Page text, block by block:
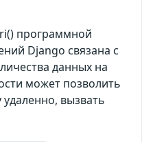
программной
Django связана с
данных на
может позволить
вызвать